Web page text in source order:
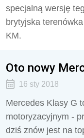
specjalną wersję
brytyjska
KM.
Oto nowy
16 sty 2018
Mercedes Klasy G
motoryzacyjnym -
dziś znów jest na